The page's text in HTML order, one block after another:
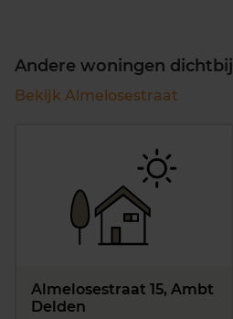
Andere woningen dichtbij
Bekijk Almelosestraat
Almelosestraat 15, Ambt
Delden